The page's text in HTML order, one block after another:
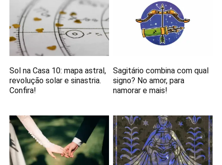
Sol na Casa 10: mapa astral,
revolução solar e sinastria.
Confira!
Sagitário combina com qual
signo? No amor, para
namorar e mais!